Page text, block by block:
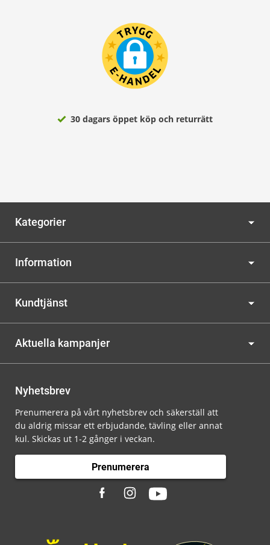
30 dagars öppet köp och returrätt
Kategorier
Information
Kundtjänst
Aktuella kampanjer
Nyhetsbrev
Prenumerera på vårt nyhetsbrev och säkerställ att
du aldrig missar ett erbjudande, tävling eller annat
kul. Skickas ut 1-2 gånger i veckan.
Prenumerera